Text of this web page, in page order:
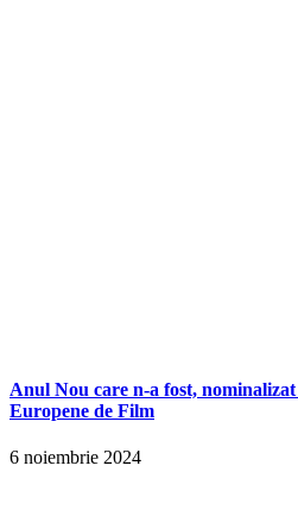
Anul Nou care n-a fost,
Europene de Film
6 noiembrie 2024